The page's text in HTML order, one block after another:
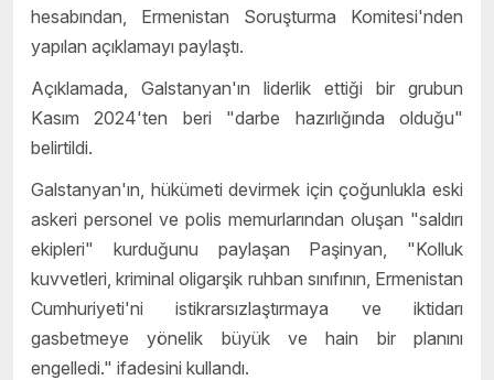
hesabından, Ermenistan Soruşturma Komitesi'nden
yapılan açıklamayı paylaştı.
Açıklamada, Galstanyan'ın liderlik ettiği bir grubun
Kasım 2024'ten beri "darbe hazırlığında olduğu"
belirtildi.
Galstanyan'ın, hükümeti devirmek için çoğunlukla eski
askeri personel ve polis memurlarından oluşan "saldırı
ekipleri" kurduğunu paylaşan Paşinyan, "Kolluk
kuvvetleri, kriminal oligarşik ruhban sınıfının, Ermenistan
Cumhuriyeti'ni istikrarsızlaştırmaya ve iktidarı
gasbetmeye yönelik büyük ve hain bir planını
engelledi." ifadesini kullandı.